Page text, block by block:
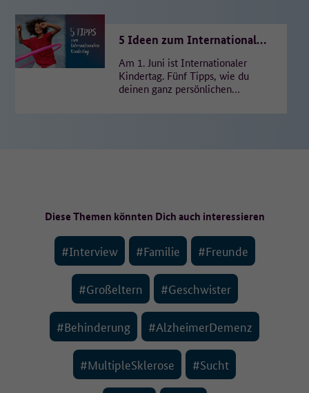
5 Ideen zum Internationalen
Am 1. Juni ist Internationaler
Kindertag. Fünf Tipps, wie du
deinen ganz persönlichen
Diese Themen könnten Dich auch interessieren
#Interview #Familie #Freunde
#Großeltern #Geschwister
#Behinderung #AlzheimerDemenz
#MultipleSklerose #Sucht